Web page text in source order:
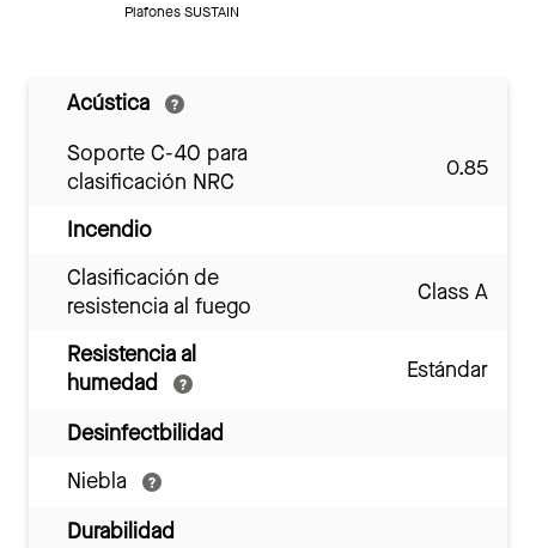
Plafones SUSTAIN
Acústica
Soporte C-40 para
clasificación NRC
0.85
Incendio
Clasificación de
resistencia al fuego
Class A
Resistencia al
humedad
Estándar
Desinfectbilidad
Niebla
Durabilidad